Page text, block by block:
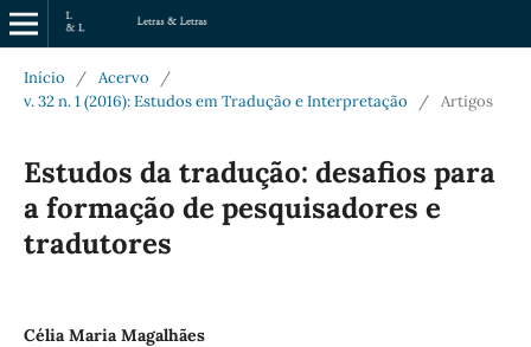
Início / Acervo
/
v. 32 n. 1 (2016): Estudos em Tradução e Interpretação
/ Artigos
Estudos da tradução: desafios para
a formação de pesquisadores e
tradutores
Célia Maria Magalhães